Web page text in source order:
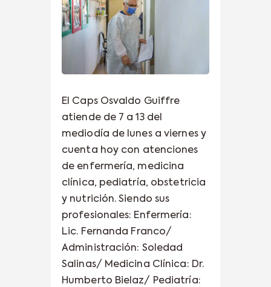
El Caps Osvaldo Guiffre
atiende de 7 a 13 del
mediodía de lunes a viernes y
cuenta hoy con atenciones
de enfermería, medicina
clínica, pediatría, obstetricia
y nutrición. Siendo sus
profesionales: Enfermería:
Lic. Fernanda Franco/
Administración: Soledad
Salinas/ Medicina Clínica: Dr.
Humberto Bielaz/ Pediatría: